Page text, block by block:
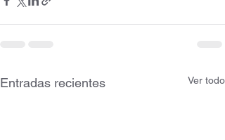
Entradas recientes Ver todo